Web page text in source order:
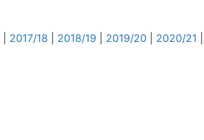
2017/18 2018/19 2019/20 2020/21